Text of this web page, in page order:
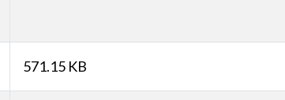
571.15 KB